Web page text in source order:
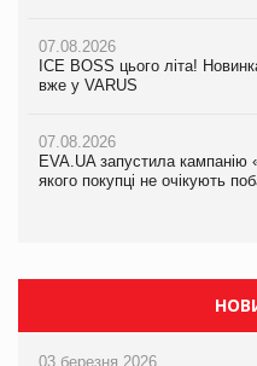
07.08.2026
ICE BOSS цього літа!
вже у VARUS
07.08.2026
EVA.UA запустила кампанію
якого покупці не очікують
Продажі Hugo Boss впали на
Продажі Hugo Boss впали на
03 березня 2026